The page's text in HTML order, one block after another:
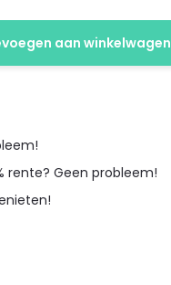
aan winkelwagen
rente? Geen probleem!